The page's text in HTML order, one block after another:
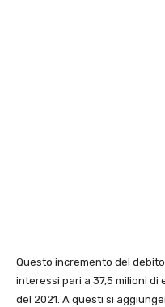
Questo incremento del
interessi pari a 37,5 milioni di
del 2021. A questi si